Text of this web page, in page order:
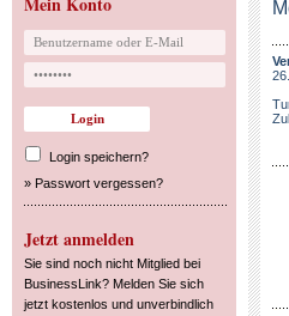
Login speichern?
» Passwort vergessen?
Jetzt anmelden
Sie sind noch nicht Mitglied bei
BusinessLink? Melden Sie sich
jetzt kostenlos und unverbindlich